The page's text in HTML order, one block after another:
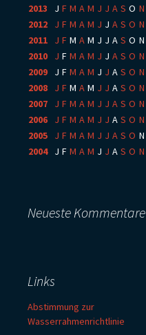
2013
J F M A M J J A S O N
2012
J F M A M J J A S O N
2011
J F M A M J J A S O N
2010
J F M A M J J A S O N
2009
J F M A M J J A S O N
2008
J F M A M J J A S O N
2007
J F M A M J J A S O N
2006
J F M A M J J A S O N
2005
J F M A M J J A S O N
2004: J F M A M J J A S O N
Neueste Kommentare
Links
Abstimmung zur
Wasserrahmenrichtlinie